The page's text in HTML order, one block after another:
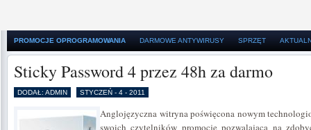
PROMOCJE OPROGRAMOWANIA DARMOWE ANTYWIRUSY SPRZĘT
Sticky Password 4 przez 48h za darmo
DODAŁ: ADMIN STYCZEŃ - 4 - 2011
Anglojęzyczna witryna poświęcona nowym
swoich czytelników promocję pozwalającą na